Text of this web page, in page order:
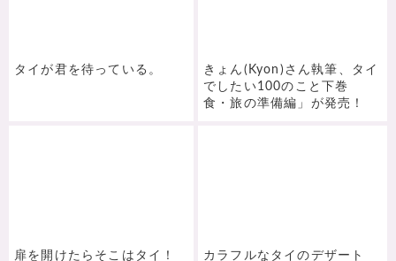
タイが君を待っている。
きょん(Kyon)さん執筆、タイ
でしたい100のこと下巻
食・旅の準備編」が発売！
扉を開けたらそこはタイ！
カラフルなタイのデザート